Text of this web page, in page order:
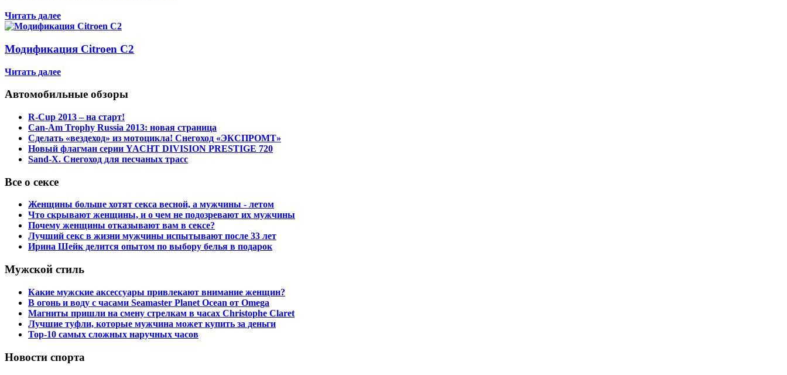
Читать далее
Модификация Citroen С2
Читать далее
Автомобильные обзоры
R-Cup 2013 – на старт!
Can-Am Trophy Russia 2013: новая страница
Сделать «вездеход» из мотоцикла! Снегоход «ЭКСПРОМТ»
Новый флагман серии YACHT DIVISION PRESTIGE 720
Sand-X. Снегоход для песчаных трасс
Все о сексе
Женщины больше хотят секса весной, а мужчины - летом
Что скрывают женщины, и о чем не подозревают их мужчины
Почему женщины отказывают вам в сексе?
Лучший секс в жизни мужчины испытывают после 33 лет
Ирина Шейк делится опытом по выбору белья в подарок
Мужской стиль
Какие мужские аксессуары привлекают внимание женщин?
В огонь и воду с часами Seamaster Planet Ocean от Omega
Магниты пришли на смену стрелкам в часах Christophe Claret
Лучшие туфли, которые мужчина может купить за деньги
Top-10 самых сложных наручных часов
Новости спорта